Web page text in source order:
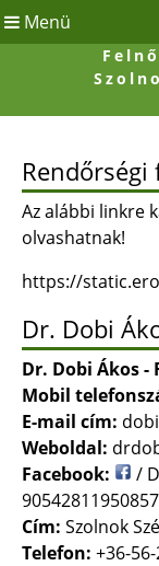
Menü
Rendőrségi
Az alábbi linkre
olvashatnak!
https://
Dr. Dobi
Dr. Dobi Ákos
Mobil
E-mail cím:
Weboldal:
Facebook:
/
Cím: Szolnok
Telefon: +36-